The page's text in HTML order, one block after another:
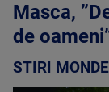
Masca,
de
STIRI